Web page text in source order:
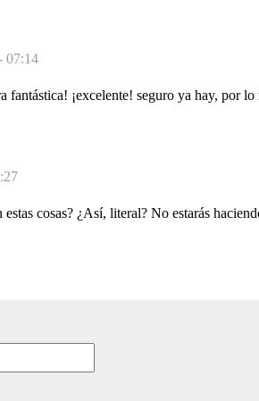
07:14
fantástica! ¡excelente! seguro ya hay, por
cosas? ¿Así, literal? No estarás